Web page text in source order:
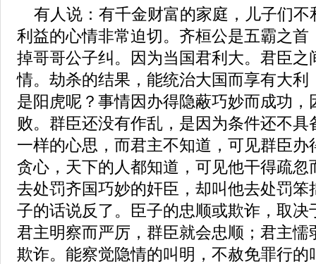
有人说：有千金财富的家庭，儿子们不
利益的心情非常迫切。齐桓公是五霸之首
掉哥哥公子纠。因为当国君利大。君臣之
情。劫杀的结果，能统治大国而享有大利
是阳虎呢？事情因办得隐蔽巧妙而成功，
败。群臣还没有作乱，是因为条件还不
一样的心思，而君主不知道，可见群臣办
贪心，天下的人都知道，可见他干得疏忽
去处罚齐国巧妙的奸臣，却叫他去处罚笨
子的话说反了。臣子的忠顺或欺诈，取决
君主明察而严厉，群臣就会忠顺；君主懦
欺诈。能察觉隐情的叫明，不赦免罪行的